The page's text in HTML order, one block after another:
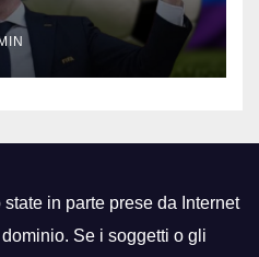
in parte prese da Internet
Se i soggetti o gli